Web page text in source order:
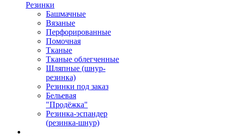
Резинки
Башмачные
Вязаные
Перфорированные
Помочная
Тканые
Тканые облегченные
Шляпные (шнур-
резинка)
Резинки под заказ
Бельевая
"Продёжка"
Резинка-эспандер
(резинка-шнур)